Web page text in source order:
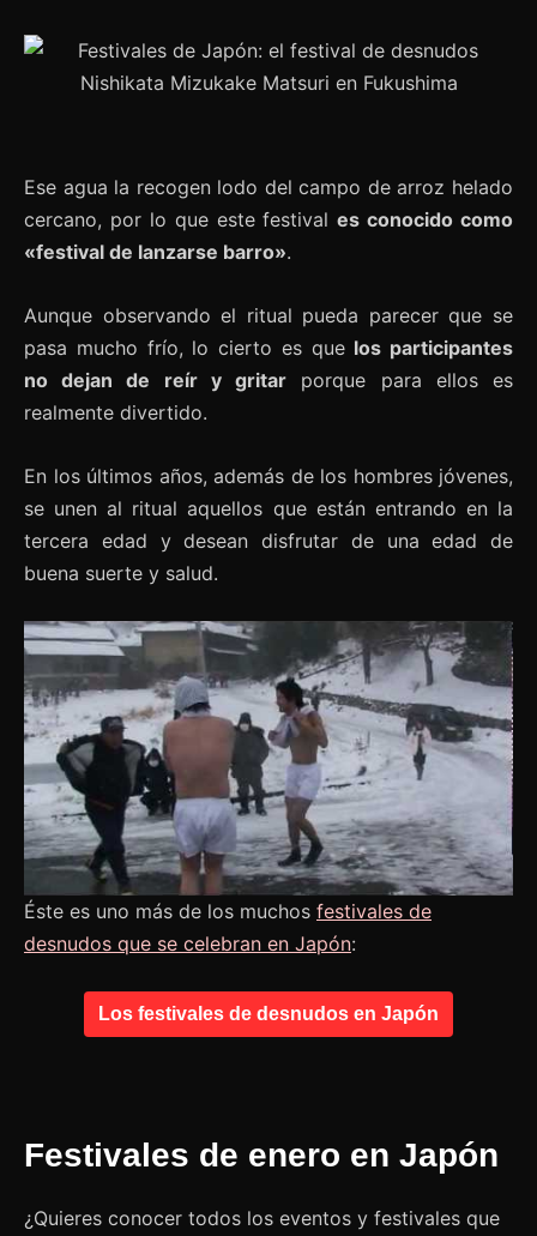
Ese agua la recogen lodo del campo de arroz helado
cercano, por lo que este festivales conocido como
«festival de lanzarse barro».
Aunque observando el ritual pueda parecer que se
pasa mucho frío, lo cierto es que los participantes
no dejan de reír y gritar porque para ellos es
realmente divertido.
En los últimos años, además de los hombres jóvenes,
se unen al ritual aquellos que están entrando en la
tercera edad y desean disfrutar de una edad de
buena suerte y salud.
Éste es uno más de los muchos festivales de
desnudos que se celebran en Japón:
Los festivales de desnudos en Japón
Festivales de enero en Japón
¿Quieres conocer todos los eventos y festivales que